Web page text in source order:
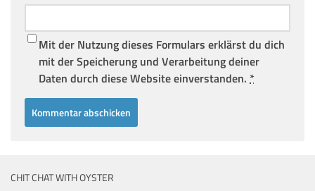
Mit der Nutzung dieses Formulars erklärst du dich
mit der Speicherung und Verarbeitung deiner
Daten durch diese Website einverstanden. *
CHIT CHAT WITH OYSTER